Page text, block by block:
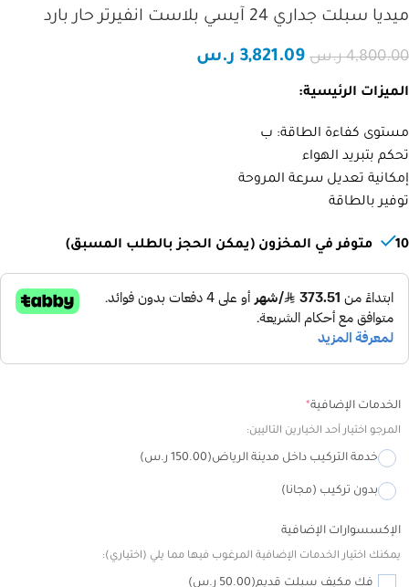
ميديا سبلت جداري 24 آيسي بلاست انفيرتر حار بارد
4,800.00 ر.س 3,821.09 ر.س
الميزات الرئيسية:
مستوى كفاءة الطاقة: ب
تحكم بتبريد الهواء
إمكانية تعديل سرعة المروحة
توفير بالطاقة
10 متوفر في المخزون (يمكن الحجز بالطلب المسبق)
الخدمات الإضافية*
المرجو اختيار أحد الخيارين التاليين:
خدمة التركيب داخل مدينة الرياض(150.00 ر.س)
بدون تركيب (مجانا)
الإكسسوارات الإضافية
يمكنك اختيار الخدمات الإضافية المرغوب فيها مما يلي (اختياري):
فك مكيف سبلت قديم(50.00 ر.س)
مرحبا، أنا مساعد تلال الجليد الذكي!
كيف يمكنني مساعدتك؟